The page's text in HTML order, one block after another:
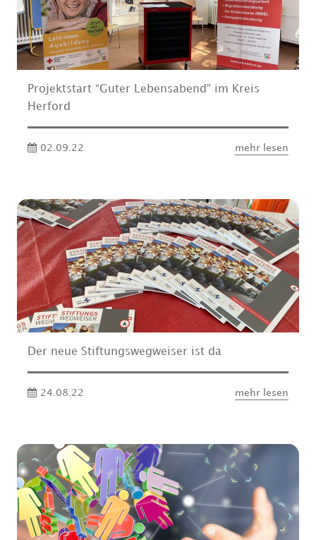
Projektstart “Guter Lebensabend” im Kreis
Herford
02.09.22 mehr lesen
Der neue Stiftungswegweiser ist da
24.08.22 mehr lesen